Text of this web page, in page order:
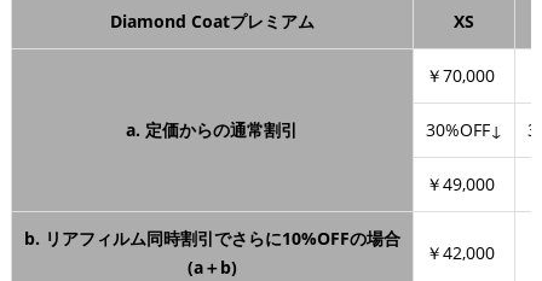
Diamond Coatプレミアム XS
a. 定価からの通常割引
￥70,000
30%OFF↓
￥49,000
b. リアフィルム同時割引でさらに10%OFFの場合
(a＋b)
￥42,000